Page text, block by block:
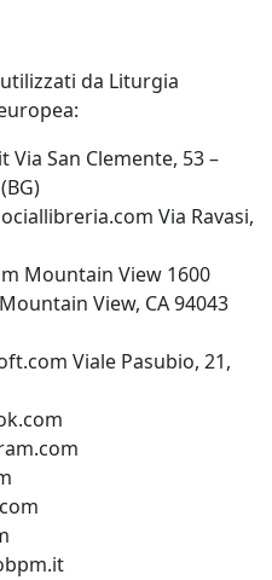
da Liturgia
San Clemente, 53 –
Via Ravasi,
Mountain View 1600
View, CA 94043
Viale Pasubio, 21,